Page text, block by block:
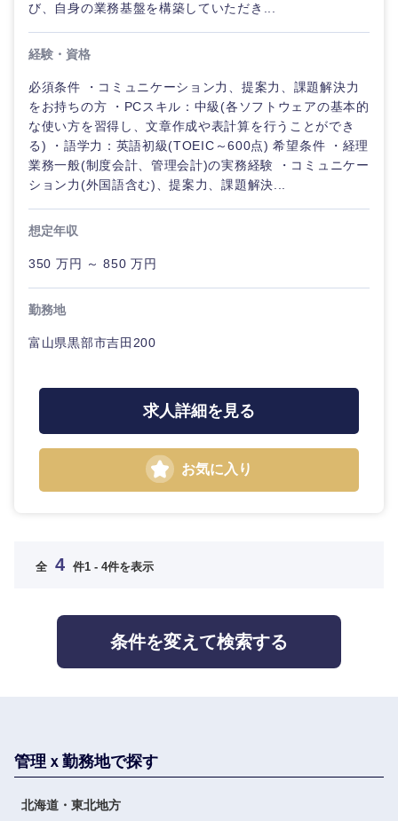
選択する
選択する
選択する
海外
選択する
び、自身の業務基盤を構築していただき...
経験・資格
必須条件 ・コミュニケーション力、提案力、課題解決力
をお持ちの方 ・PCスキル：中級(各ソフトウェアの基本的
な使い方を習得し、文章作成や表計算を行うことができ
る) ・語学力：英語初級(TOEIC～600点) 希望条件 ・経理
業務一般(制度会計、管理会計)の実務経験 ・コミュニケー
ション力(外国語含む)、提案力、課題解決...
想定年収
350 万円 ～ 850 万円
勤務地
富山県黒部市吉田200
求人詳細を見る
お気に入り
全 4 件1 - 4件を表示
条件を変えて検索する
管理ｘ勤務地で探す
北海道・東北地方